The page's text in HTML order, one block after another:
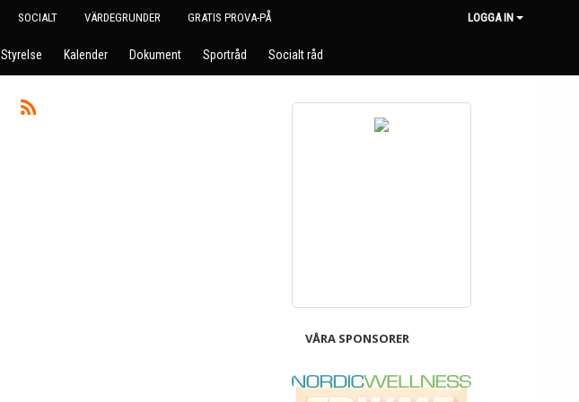
SOCIALT VÄRDEGRUNDER GRATIS PROVA-PÅ LOGGA IN
Styrelse Kalender Dokument Sportråd Socialt råd
VÅRA SPONSORER